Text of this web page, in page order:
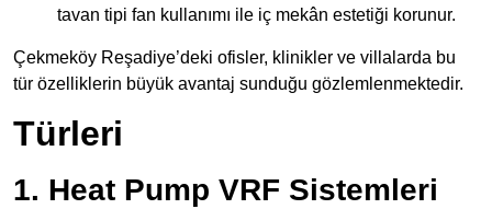
tavan tipi fan kullanımı ile iç mekân estetiği korunur.
Çekmeköy Reşadiye’deki ofisler, klinikler ve villalarda bu
tür özelliklerin büyük avantaj sunduğu gözlemlenmektedir.
Türleri
1. Heat Pump VRF Sistemleri